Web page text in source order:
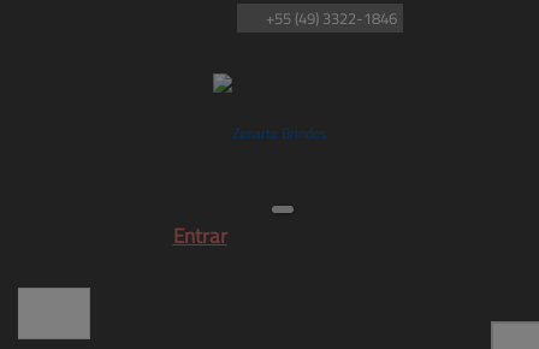
Entrar
+55 (49) 3322-1846